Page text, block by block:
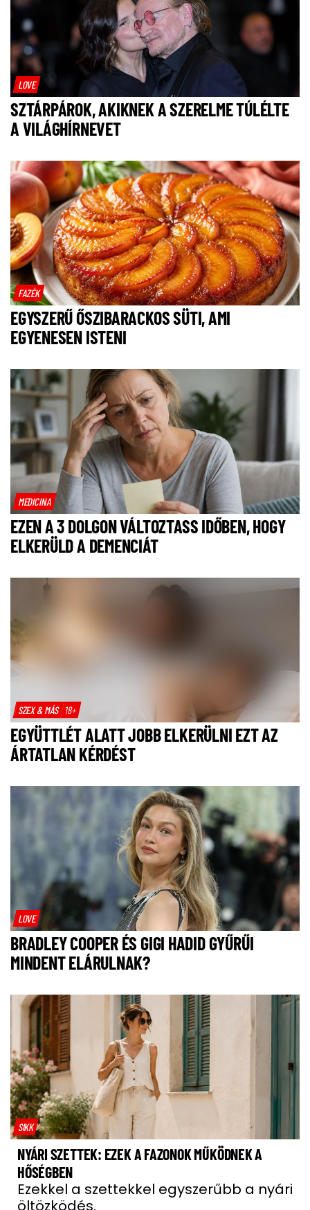
LOVE
SZTÁRPÁROK, AKIKNEK A SZERELME TÚLÉLTE
A VILÁGHÍRNEVET
FAZÉK
EGYSZERŰ ŐSZIBARACKOS SÜTI, AMI
EGYENESEN ISTENI
MEDICINA
EZEN A 3 DOLGON VÁLTOZTASS IDŐBEN, HOGY
ELKERÜLD A DEMENCIÁT
SZEX & MÁS 18+
EGYÜTTLÉT ALATT JOBB ELKERÜLNI EZT AZ
ÁRTATLAN KÉRDÉST
LOVE
BRADLEY COOPER ÉS GIGI HADID GYŰRŰI
MINDENT ELÁRULNAK?
SIKK
NYÁRI SZETTEK: EZEK A FAZONOK MŰKÖDNEK A
HŐSÉGBEN
Ezekkel a szettekkel egyszerűbb a nyári
öltözködés.